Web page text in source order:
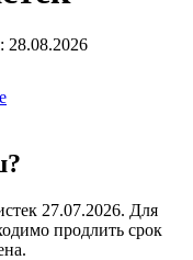
28.08.2026
27.07.2026. Для
продлить срок